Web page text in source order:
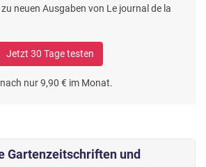
neuen Ausgaben von Le journal de la
Jetzt 30 Tage testen
nur 9,90 € im Monat.
Gartenzeitschriften und